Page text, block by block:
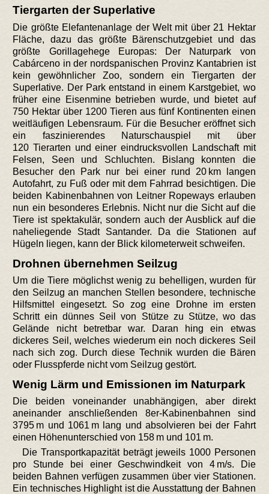
Tiergarten der Superlative
Die größte Elefantenanlage der Welt mit über 21 Hektar
Fläche, dazu das größte Bärenschutzgebiet und das
größte Gorillagehege Europas: Der Naturpark von
Cabárceno in der nordspanischen Provinz Kantabrien ist
kein gewöhnlicher Zoo, sondern ein Tiergarten der
Superlative. Der Park entstand in einem Karstgebiet, wo
früher eine Eisenmine betrieben wurde, und bietet auf
750 Hektar über 1200 Tieren aus fünf Kontinenten einen
weitläufigen Lebensraum. Für die Besucher eröffnet sich
ein faszinierendes Naturschauspiel mit über
120 Tierarten und einer eindrucksvollen Landschaft mit
Felsen, Seen und Schluchten. Bislang konnten die
Besucher den Park nur bei einer rund 20 km langen
Autofahrt, zu Fuß oder mit dem Fahrrad besichtigen. Die
beiden Kabinenbahnen von Leitner Ropeways erlauben
nun ein besonderes Erlebnis. Nicht nur die Sicht auf die
Tiere ist spektakulär, sondern auch der Ausblick auf die
naheliegende Stadt Santander. Da die Stationen auf
Hügeln liegen, kann der Blick kilometerweit schweifen.
Drohnen übernehmen Seilzug
Um die Tiere möglichst wenig zu behelligen, wurden für
den Seilzug an manchen Stellen besondere, technische
Hilfsmittel eingesetzt. So zog eine Drohne im ersten
Schritt ein dünnes Seil von Stütze zu Stütze, wo das
Gelände nicht betretbar war. Daran hing ein etwas
dickeres Seil, welches wiederum ein noch dickeres Seil
nach sich zog. Durch diese Technik wurden die Bären
oder Flusspferde nicht vom Seilzug gestört.
Wenig Lärm und Emissionen im Naturpark
Die beiden voneinander unabhängigen, aber direkt
aneinander anschließenden 8er-Kabinenbahnen sind
3795 m und 1061 m lang und absolvieren bei der Fahrt
einen Höhenunterschied von 158 m und 101 m.
Die Transportkapazität beträgt jeweils 1000 Personen
pro Stunde bei einer Geschwindkeit von 4 m/s. Die
beiden Bahnen verfügen zusammen über vier Stationen.
Ein technisches Highlight ist die Ausstattung der Bahnen